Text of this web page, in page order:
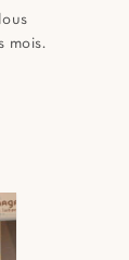
mois.